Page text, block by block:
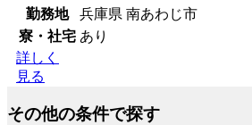
勤務地
兵庫県 南あわじ市
寮・社宅 あり
詳しく
見る
その他の条件で探す